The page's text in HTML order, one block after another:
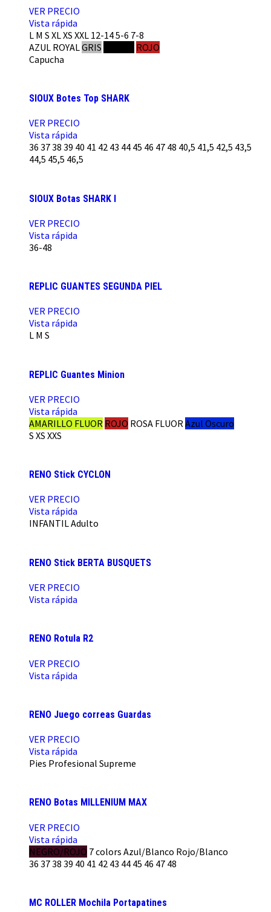
VER PRECIO
Vista rápida
L M S XLXS XXL 12-145-6 7-8
AZUL ROYALGRIS
ROJO
Capucha
SIOUX Botes Top SHARK
VER PRECIO
Vista rápida
36 3738 39 40 41 42 43 44 45 46 47 48 40,5 41,5 42,5 43,5
44,5 45,5 46,5
SIOUX Botas SHARK I
VER PRECIO
Vista rápida
36-48
REPLIC GUANTES SEGUNDA PIEL
VER PRECIO
Vista rápida
L M S
REPLIC Guantes Minion
VER PRECIO
Vista rápida
AMARILLO FLUOR ROJO ROSA FLUOR Azul Oscuro
S XS XXS
RENO Stick CYCLON
VER PRECIO
Vista rápida
INFANTILAdulto
RENO Stick BERTA BUSQUETS
VER PRECIO
Vista rápida
RENO Rotula R2
VER PRECIO
Vista rápida
RENO Juego correas Guardas
VER PRECIO
Vista rápida
Pies Profesional Supreme
RENO Botas MILLENIUM MAX
VER PRECIO
Vista rápida
NEGRO/ROJO 7 colors Azul/Blanco Rojo/Blanco
36 3738 39 40 41 42 43 44 45 46 47 48
MC ROLLER Mochila Portapatines